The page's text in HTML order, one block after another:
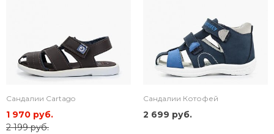
Сандалии Cartago
1 970 руб.
2 199 руб.
Сандалии Котофей
2 699 руб.